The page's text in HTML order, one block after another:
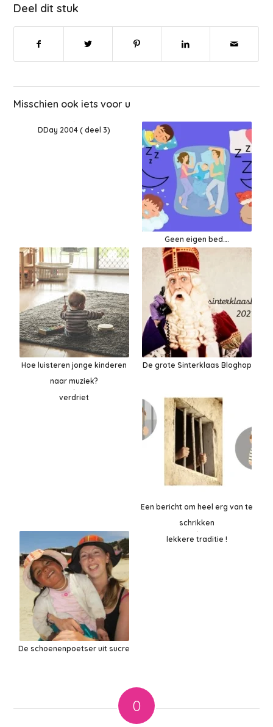
Deel dit stuk
Misschien ook iets voor u
DDay 2004 ( deel 3)
Geen eigen bed….
Hoe luisteren jonge kinderen
naar muziek?
De grote Sinterklaas Bloghop
verdriet
Een bericht om heel erg van te
schrikken
De schoenenpoetser uit sucre
lekkere traditie !
0